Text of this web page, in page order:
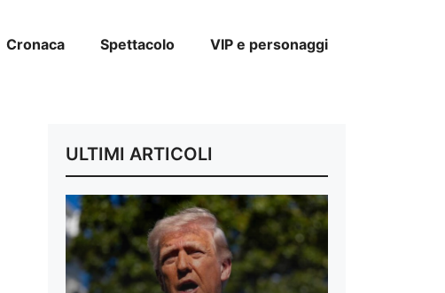
Cronaca Spettacolo VIP e personaggi
ULTIMI ARTICOLI